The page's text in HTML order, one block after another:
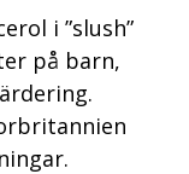
i ”slush”
på barn,